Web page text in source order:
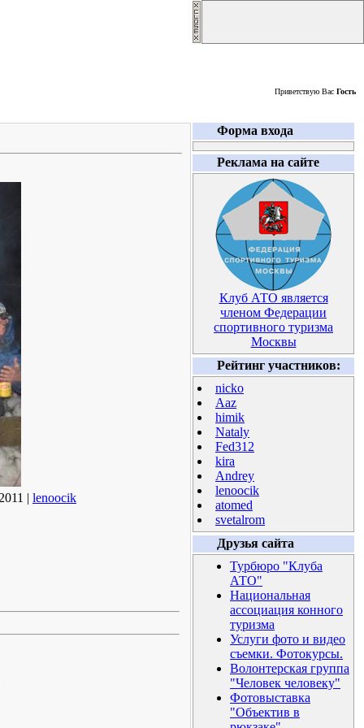
Приветствую Вас Гость
| lenoocik
Форма входа
Реклама на сайте
Клуб АТО является
членом Федерации
спортивного туризма
Москвы
Рейтинг участников:
nicko
Aaz
himik
Nataly
Fed312
kira
Andrey
lenoocik
atomed
svetalrom
Друзья сайта
Турбюро "Клуба
АТО"
Национальная
ассоциация конного
туризма
Услуги фото и видео
съемки. Фотокурсы.
Волонтерская группа
"Человек человеку"
Фотовыставка
"Объектив в